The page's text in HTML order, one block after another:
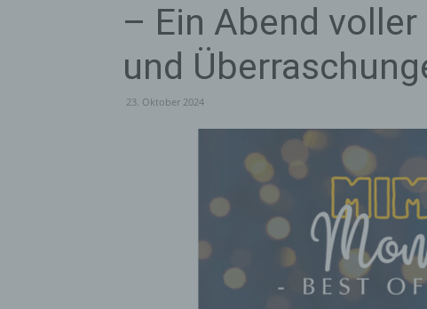
– Ein Abend
und
23. Oktober 2024